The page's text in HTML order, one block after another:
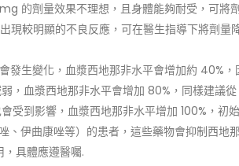
的劑量效果不理想，且身體能夠耐受，可將
現較明顯的不良反應，可在醫生指導下將劑量
發生變化，血漿西地那非水平會增加約 40%，
，血漿西地那非水平會增加 80%，同樣建議從
到影響，血漿西地那非水平增加 100%，初
伊曲康唑等）的患者，這些藥物會抑制西地
具體應遵醫囑.